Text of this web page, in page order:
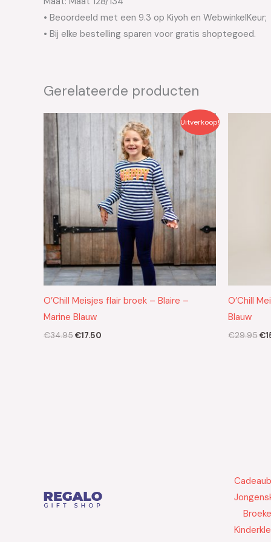
• Beoordeeld met een 9.3 op Kiyoh en WebwinkelKeur;
• Bij elke bestelling sparen voor gratis shoptegoed.
Gerelateerde producten
Uitverkoop!
O’Chill Meisjes flair broek – Blaire –
Marine Blauw
€34.95
Oorspronkelijke
was:
€17.50
Huidige
prijs
is:
€17.50.
O’Chill
Blauw
€29.95€